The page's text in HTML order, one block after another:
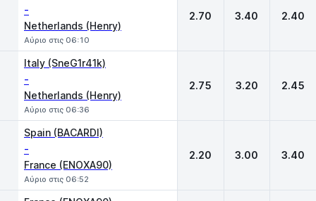
-
Netherlands (Henry)
Αύριο στις 06:10
2.70 3.40 2.40
Italy (SneG1r41k)
-
Netherlands (Henry)
Αύριο στις 06:36
2.75 3.20 2.45
Spain (BACARDI)
-
France (ENOXA90)
Αύριο στις 06:52
2.20 3.00 3.40